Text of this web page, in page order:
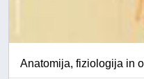
Anatomija, fiziologija in